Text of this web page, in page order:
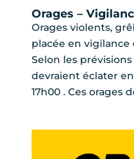
Orages –
Orages violents,
placée en vigilance
Selon les
devraient éclater
17h00 . Ces orages